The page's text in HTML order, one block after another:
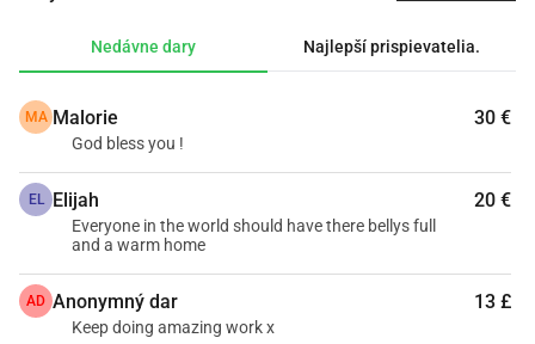
Nedávne dary Najlepší prispievatelia.
MA Malorie 30 €
God bless you !
EL Elijah 20 €
Everyone in the world should have there bellys full
and a warm home
AD Anonymný dar 13 £
Keep doing amazing work x